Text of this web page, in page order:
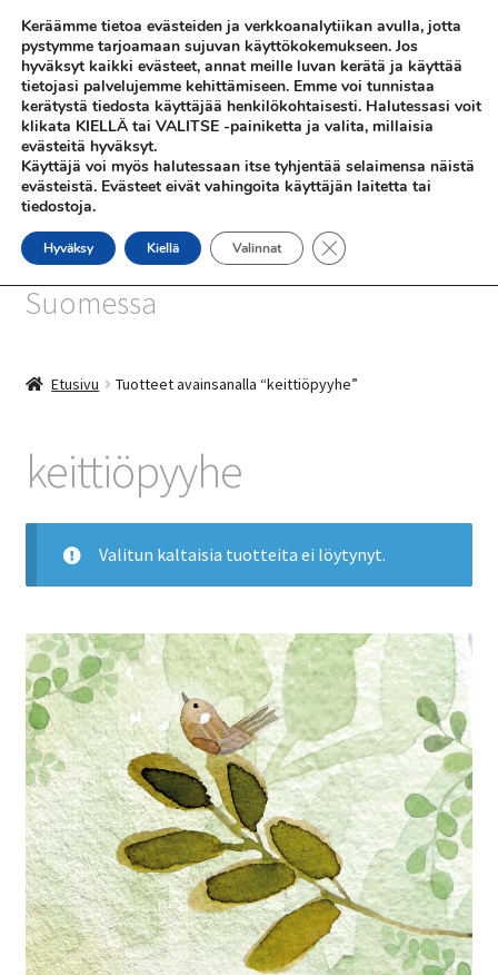
Siirry
navigointiin
Siirry
sisältöön
Valikko
SHOP
INFO
SiniSusan kortit painetaan
Suomessa
Etusivu Tuotteet avainsanalla “keittiöpyyhe”
keittiöpyyhe
Valitun kaltaisia tuotteita ei löytynyt.
Keräämme tietoa evästeiden ja verkkoanalytiikan avulla, jotta
pystymme tarjoamaan sujuvan käyttökokemukseen. Jos
hyväksyt kaikki evästeet, annat meille luvan kerätä ja käyttää
tietojasi palvelujemme kehittämiseen. Emme voi tunnistaa
kerätystä tiedosta käyttäjää henkilökohtaisesti. Halutessasi voit
klikata KIELLÄ tai VALITSE -painiketta ja valita, millaisia
evästeitä hyväksyt.
Käyttäjä voi myös halutessaan itse tyhjentää selaimensa näistä
evästeistä. Evästeet eivät vahingoita käyttäjän laitetta tai
tiedostoja.
Hyväksy Kiellä Valinnat Sulje evästebanneri